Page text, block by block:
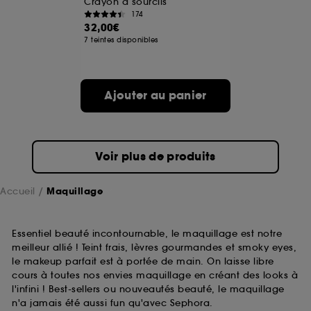
174
32,00€
7 teintes disponibles
Ajouter au panier
Voir plus de produits
Accueil Maquillage
Essentiel beauté incontournable, le maquillage est notre
meilleur allié ! Teint frais, lèvres gourmandes et smoky eyes,
le makeup parfait est à portée de main. On laisse libre
cours à toutes nos envies maquillage en créant des looks à
l'infini ! Best-sellers ou nouveautés beauté, le maquillage
n'a jamais été aussi fun qu'avec Sephora.
A l'exception des cookies techniques, le dépôt et la
lecture de ces traceurs requiert votre accord. Vous
choix" ci-dessous ou décider de "tout accepter".
Sephora pourra associer les informations de
navigation collectées par ces Cookies, pour les
sur "continuer sans accepter". Voous pouvez à tout
moment choisir de retirer votrte consentement. Si vous
souhaitez obtenir plus d'information sur les cookies